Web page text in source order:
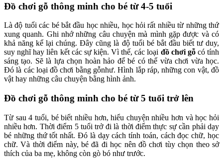
Đồ chơi gỗ thông minh cho bé từ 4-5 tuổi
Là độ tuổi các bé bắt đầu học nhiều, học hỏi rất nhiều từ những thứ
xung quanh. Ghi nhớ những câu chuyện mà mình gặp được và có
khả năng kể lại chúng. Đây cũng là độ tuổi bé bắt đầu biết tư duy,
suy nghĩ hay liên kết các sự kiện. Vì thế, các loại đồ chơi gỗcó tính
sáng tạo. Sẽ là lựa chọn hoàn hảo để bé có thể vừa chơi vừa học.
Đó là các loại đồ chơi bằng gỗnhư. Hình lắp ráp, những con vật, đồ
vật hay những câu chuyện bằng hình ảnh.
Đồ chơi gỗ thông minh cho bé từ 5 tuổi trở lên
Từ sau 4 tuổi, bé biết nhiều hơn, hiểu chuyện nhiều hơn và học hỏi
nhiều hơn. Thời điểm 5 tuổi trở đi là thời điểm thực sự cần phải dạy
bé những thứ tốt nhất. Đó là dạy cách tính toán, cách đọc chữ, học
chữ. Và thời điểm này, bé đã đi học nên đồ chơi tùy chọn theo sở
thích của ba mẹ, không còn gò bó như trước.